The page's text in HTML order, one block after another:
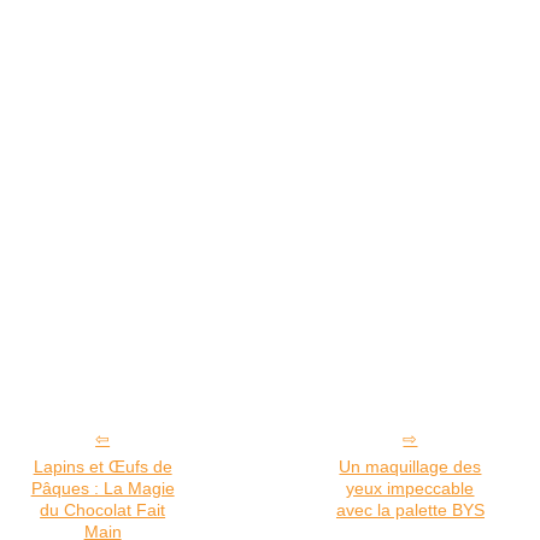
Lapins et Œufs de
Pâques : La Magie
du Chocolat Fait
Main
Un maquillage des
yeux impeccable
avec la palette BYS